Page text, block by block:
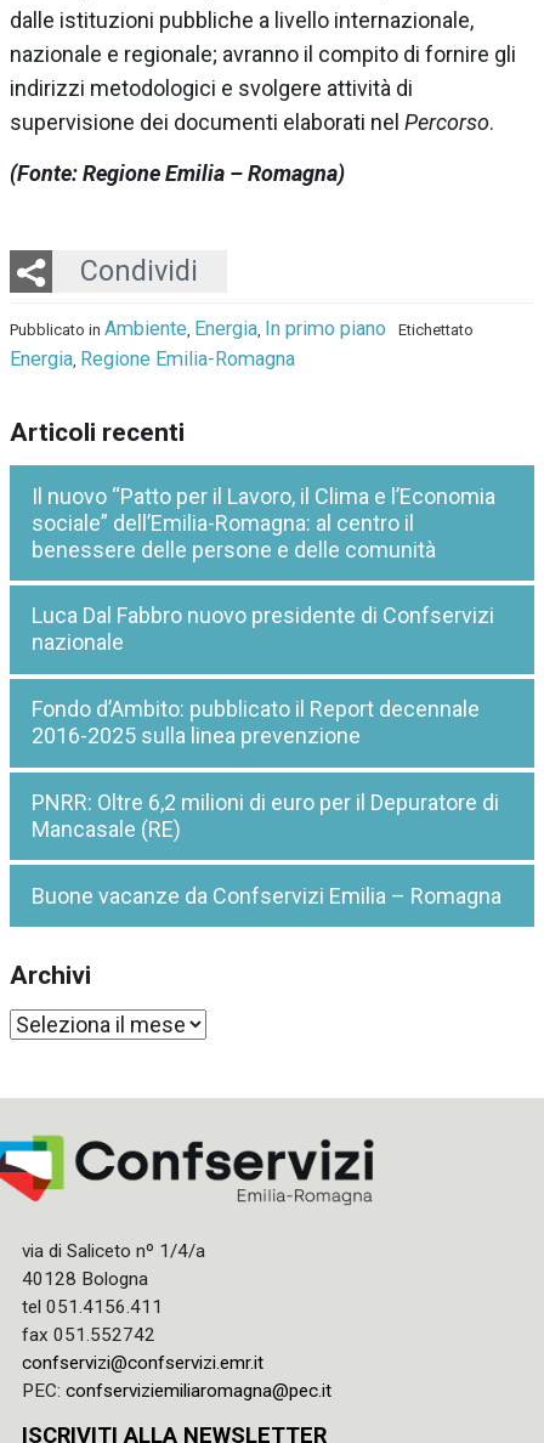
dalle istituzioni pubbliche a livello internazionale,
nazionale e regionale; avranno il compito di fornire gli
indirizzi metodologici e svolgere attività di
supervisione dei documenti elaborati nel Percorso.
(Fonte: Regione Emilia – Romagna)
Condividi
Twitter
LinkedIn
Email
Whatsapp
Pubblicato in Ambiente, Energia, In primo piano Etichettato
Energia, Regione Emilia-Romagna
Articoli recenti
Il nuovo “Patto per il Lavoro, il Clima e l’Economia
sociale” dell’Emilia-Romagna: al centro il
benessere delle persone e delle comunità
Luca Dal Fabbro nuovo presidente di Confservizi
nazionale
Fondo d’Ambito: pubblicato il Report decennale
2016-2025 sulla linea prevenzione
PNRR: Oltre 6,2 milioni di euro per il Depuratore di
Mancasale (RE)
Buone vacanze da Confservizi Emilia – Romagna
Archivi
Archivi
via di Saliceto nº 1/4/a
40128 Bologna
tel 051.4156.411
fax 051.552742
confservizi@confservizi.emr.it
PEC: confserviziemiliaromagna@pec.it
ISCRIVITI ALLA NEWSLETTER